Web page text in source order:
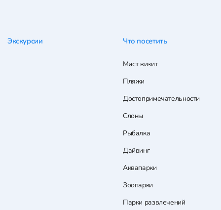
Экскурсии Что посетить
Маст визит
Пляжи
Достопримечательности
Слоны
Рыбалка
Дайвинг
Аквапарки
Зоопарки
Парки развлечений